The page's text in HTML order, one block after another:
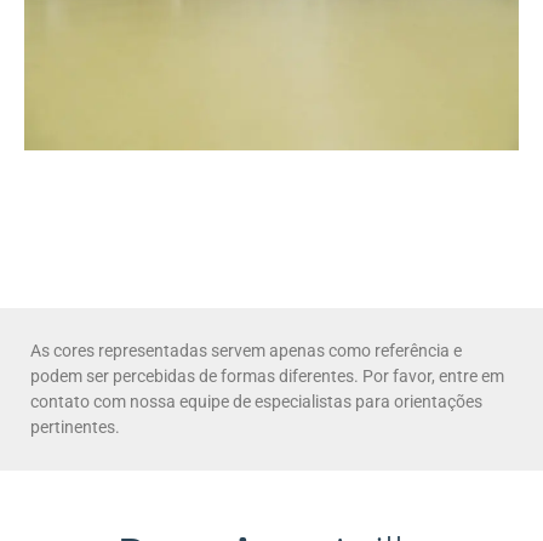
As cores representadas servem apenas como referência e
podem ser percebidas de formas diferentes. Por favor, entre em
contato com nossa equipe de especialistas para orientações
pertinentes.